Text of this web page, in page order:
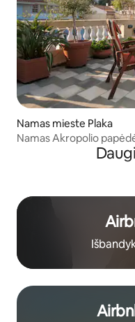
Namas mieste Plaka
Namas Akropolio